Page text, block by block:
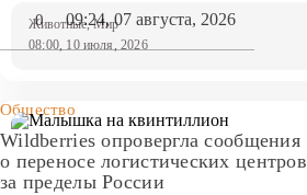
0 09:24, 07 августа, 2026
Общество
Wildberries опровергла сообщения
о переносе логистических центров
за пределы России
Животные, Мир
08:00, 10 июля, 2026